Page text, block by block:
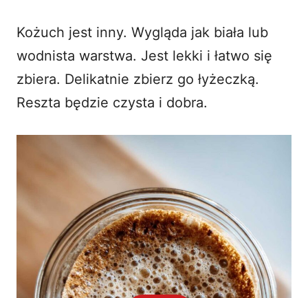
Kożuch jest inny. Wygląda jak biała lub
wodnista warstwa. Jest lekki i łatwo się
zbiera. Delikatnie zbierz go łyżeczką.
Reszta będzie czysta i dobra.